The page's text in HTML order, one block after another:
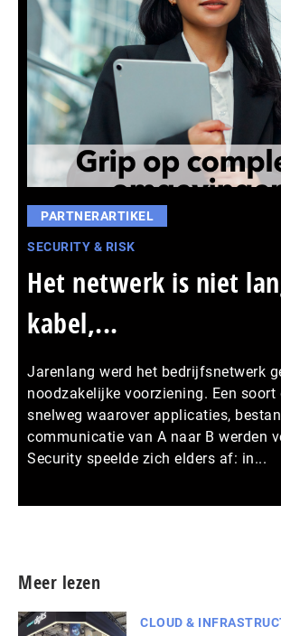
PARTNERARTIKEL
SECURITY & RISK
Het netwerk is niet
kabel,...
Jarenlang werd het bedrijfsnetwerk
noodzakelijke voorziening. Een soort
snelweg waarover applicaties,
communicatie van A naar B werden
Security speelde zich elders af: in...
Meer lezen
CLOUD &